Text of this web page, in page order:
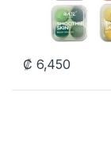
₡ 6,450